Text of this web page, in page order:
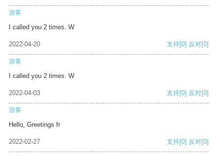
游客
I called you 2 times. W
2022-04-20 支持[0] 反对[0]
游客
I called you 2 times. W
2022-04-03 支持[0] 反对[0]
游客
Hello, Greetings fr
2022-02-27 支持[0] 反对[0]